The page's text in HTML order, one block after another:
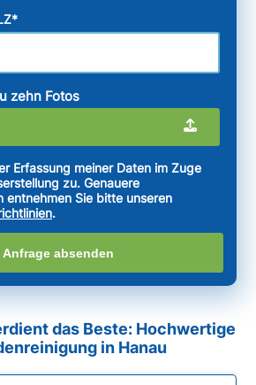
*
zehn Fotos
Erfassung meiner Daten im Zuge
zu. Genauere
entnehmen Sie bitte unseren
.
Anfrage absenden
das Beste: Hochwertige
in Hanau